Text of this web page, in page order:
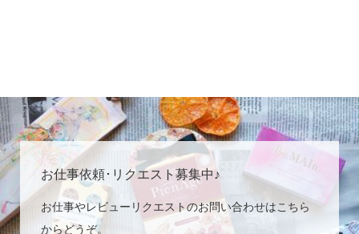
お仕事依頼･リクエスト募集中♪
お仕事やレビューリクエストのお問い合わせはこちら
からどうぞ。